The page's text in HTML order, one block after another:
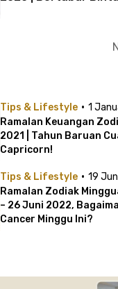
Tips & Lifestyle · 1
Ramalan Keuangan
2021 | Tahun Baruan
Capricorn!
Tips & Lifestyle · 19
Ramalan Zodiak
– 26 Juni 2022,
Cancer Minggu Ini?